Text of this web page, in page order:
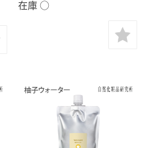
在庫 ○